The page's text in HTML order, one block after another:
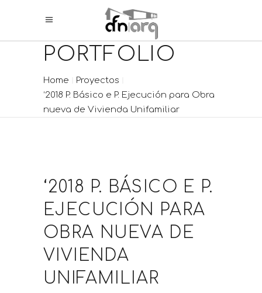
PORTFOLIO
Home
Proyectos
‘2018 P. Básico e P. Ejecución para Obra
nueva de Vivienda Unifamiliar
‘2018 P. BÁSICO E P.
EJECUCIÓN PARA
OBRA NUEVA DE
VIVIENDA
UNIFAMILIAR